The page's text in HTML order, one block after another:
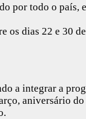
por todo o
os dias 22 e 30
a integrar a
aniversário